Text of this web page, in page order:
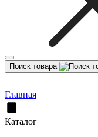
Поиск товара
Главная
Каталог